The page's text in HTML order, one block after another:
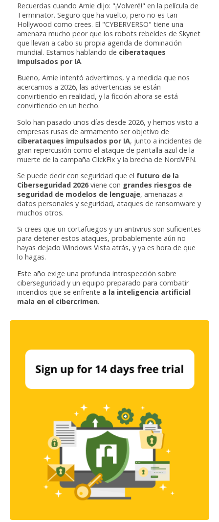
Recuerdas cuando Arnie dijo: "¡Volveré!" en la película de
Terminator. Seguro que ha vuelto, pero no es tan
Hollywood como crees. El "CYBERVERSO" tiene una
amenaza mucho peor que los robots rebeldes de Skynet
que llevan a cabo su propia agenda de dominación
mundial. Estamos hablando de ciberataques
impulsados por IA.
Bueno, Arnie intentó advertirnos, y a medida que nos
acercamos a 2026, las advertencias se están
convirtiendo en realidad, y la ficción ahora se está
convirtiendo en un hecho.
Solo han pasado unos días desde 2026, y hemos visto a
empresas rusas de armamento ser objetivo de
ciberataques impulsados por IA, junto a incidentes de
gran repercusión como el ataque de pantalla azul de la
muerte de la campaña ClickFix y la brecha de NordVPN.
Se puede decir con seguridad que el futuro de la
Ciberseguridad 2026viene con grandes riesgos de
seguridad de modelos de lenguaje, amenazas a
datos personales y seguridad, ataques de ransomware y
muchos otros.
Si crees que un cortafuegos y un antivirus son suficientes
para detener estos ataques, probablemente aún no
hayas dejado Windows Vista atrás, y ya es hora de que
lo hagas.
Este año exige una profunda introspección sobre
ciberseguridad y un equipo preparado para combatir
incendios que se enfrente a la inteligencia artificial
mala en el cibercrimen.